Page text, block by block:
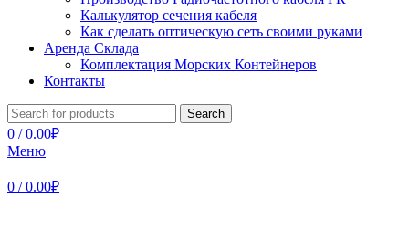
Калькулятор сечения кабеля
Как сделать оптическую сеть своими руками
Аренда Склада
Комплектация Морских Контейнеров
Контакты
Search
0 / 0.00₽
Меню
0 / 0.00₽